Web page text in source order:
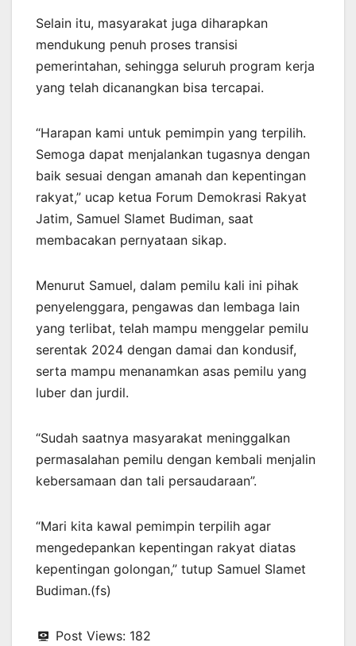
Selain itu, masyarakat juga diharapkan
mendukung penuh proses transisi
pemerintahan, sehingga seluruh program kerja
yang telah dicanangkan bisa tercapai.
“Harapan kami untuk pemimpin yang terpilih.
Semoga dapat menjalankan tugasnya dengan
baik sesuai dengan amanah dan kepentingan
rakyat,” ucap ketua Forum Demokrasi Rakyat
Jatim, Samuel Slamet Budiman, saat
membacakan pernyataan sikap.
Menurut Samuel, dalam pemilu kali ini pihak
penyelenggara, pengawas dan lembaga lain
yang terlibat, telah mampu menggelar pemilu
serentak 2024 dengan damai dan kondusif,
serta mampu menanamkan asas pemilu yang
luber dan jurdil.
“Sudah saatnya masyarakat meninggalkan
permasalahan pemilu dengan kembali menjalin
kebersamaan dan tali persaudaraan”.
“Mari kita kawal pemimpin terpilih agar
mengedepankan kepentingan rakyat diatas
kepentingan golongan,” tutup Samuel Slamet
Budiman.(fs)
Post Views: 182